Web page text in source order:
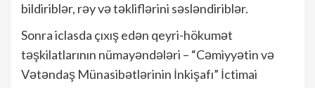
bildiriblər, rəy və təkliflərini səsləndiriblər.
Sonra iclasda çıxış edən qeyri-hökumət
təşkilatlarının nümayəndələri – “Cəmiyyətin və
Vətəndaş Münasibətlərinin İnkişafı” İctimai